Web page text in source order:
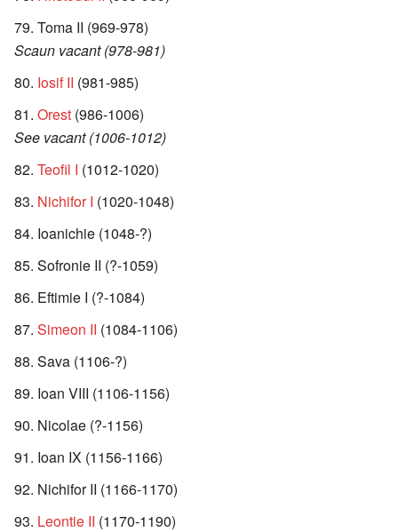
Toma II (969-978)
Scaun vacant (978-981)
Iosif II (981-985)
Orest (986-1006)
See vacant (1006-1012)
Teofil I (1012-1020)
Nichifor I (1020-1048)
Ioanichie (1048-?)
Sofronie II (?-1059)
Eftimie I (?-1084)
Simeon II (1084-1106)
Sava (1106-?)
Ioan VIII (1106-1156)
Nicolae (?-1156)
Ioan IX (1156-1166)
Nichifor II (1166-1170)
Leontie II (1170-1190)